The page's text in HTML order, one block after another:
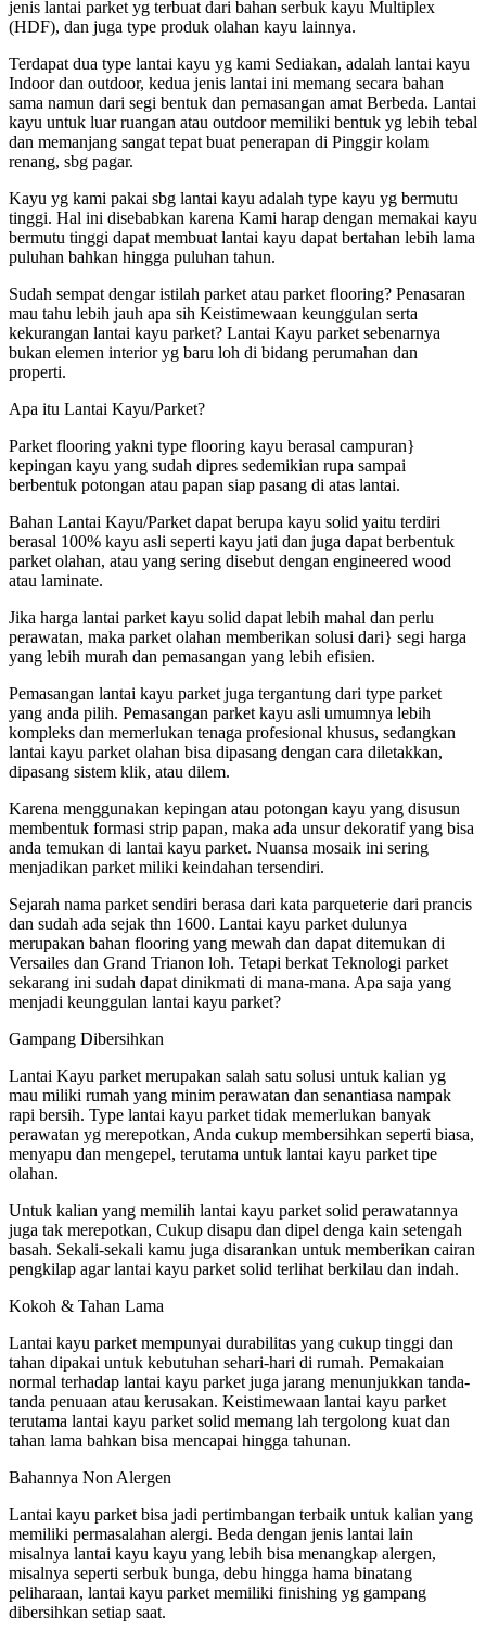
jenis lantai parket yg terbuat dari bahan serbuk kayu Multiplex
(HDF), dan juga type produk olahan kayu lainnya.
Terdapat dua type lantai kayu yg kami Sediakan, adalah lantai kayu
Indoor dan outdoor, kedua jenis lantai ini memang secara bahan
sama namun dari segi bentuk dan pemasangan amat Berbeda. Lantai
kayu untuk luar ruangan atau outdoor memiliki bentuk yg lebih tebal
dan memanjang sangat tepat buat penerapan di Pinggir kolam
renang, sbg pagar.
Kayu yg kami pakai sbg lantai kayu adalah type kayu yg bermutu
tinggi. Hal ini disebabkan karena Kami harap dengan memakai kayu
bermutu tinggi dapat membuat lantai kayu dapat bertahan lebih lama
puluhan bahkan hingga puluhan tahun.
Sudah sempat dengar istilah parket atau parket flooring? Penasaran
mau tahu lebih jauh apa sih Keistimewaan keunggulan serta
kekurangan lantai kayu parket? Lantai Kayu parket sebenarnya
bukan elemen interior yg baru loh di bidang perumahan dan
properti.
Apa itu Lantai Kayu/Parket?
Parket flooring yakni type flooring kayu berasal campuran}
kepingan kayu yang sudah dipres sedemikian rupa sampai
berbentuk potongan atau papan siap pasang di atas lantai.
Bahan Lantai Kayu/Parket dapat berupa kayu solid yaitu terdiri
berasal 100% kayu asli seperti kayu jati dan juga dapat berbentuk
parket olahan, atau yang sering disebut dengan engineered wood
atau laminate.
Jika harga lantai parket kayu solid dapat lebih mahal dan perlu
perawatan, maka parket olahan memberikan solusi dari} segi harga
yang lebih murah dan pemasangan yang lebih efisien.
Pemasangan lantai kayu parket juga tergantung dari type parket
yang anda pilih. Pemasangan parket kayu asli umumnya lebih
kompleks dan memerlukan tenaga profesional khusus, sedangkan
lantai kayu parket olahan bisa dipasang dengan cara diletakkan,
dipasang sistem klik, atau dilem.
Karena menggunakan kepingan atau potongan kayu yang disusun
membentuk formasi strip papan, maka ada unsur dekoratif yang bisa
anda temukan di lantai kayu parket. Nuansa mosaik ini sering
menjadikan parket miliki keindahan tersendiri.
Sejarah nama parket sendiri berasa dari kata parqueterie dari prancis
dan sudah ada sejak thn 1600. Lantai kayu parket dulunya
merupakan bahan flooring yang mewah dan dapat ditemukan di
Versailes dan Grand Trianon loh. Tetapi berkat Teknologi parket
sekarang ini sudah dapat dinikmati di mana-mana. Apa saja yang
menjadi keunggulan lantai kayu parket?
Gampang Dibersihkan
Lantai Kayu parket merupakan salah satu solusi untuk kalian yg
mau miliki rumah yang minim perawatan dan senantiasa nampak
rapi bersih. Type lantai kayu parket tidak memerlukan banyak
perawatan yg merepotkan, Anda cukup membersihkan seperti biasa,
menyapu dan mengepel, terutama untuk lantai kayu parket tipe
olahan.
Untuk kalian yang memilih lantai kayu parket solid perawatannya
juga tak merepotkan, Cukup disapu dan dipel denga kain setengah
basah. Sekali-sekali kamu juga disarankan untuk memberikan cairan
pengkilap agar lantai kayu parket solid terlihat berkilau dan indah.
Kokoh & Tahan Lama
Lantai kayu parket mempunyai durabilitas yang cukup tinggi dan
tahan dipakai untuk kebutuhan sehari-hari di rumah. Pemakaian
normal terhadap lantai kayu parket juga jarang menunjukkan tanda-
tanda penuaan atau kerusakan. Keistimewaan lantai kayu parket
terutama lantai kayu parket solid memang lah tergolong kuat dan
tahan lama bahkan bisa mencapai hingga tahunan.
Bahannya Non Alergen
Lantai kayu parket bisa jadi pertimbangan terbaik untuk kalian yang
memiliki permasalahan alergi. Beda dengan jenis lantai lain
misalnya lantai kayu kayu yang lebih bisa menangkap alergen,
misalnya seperti serbuk bunga, debu hingga hama binatang
peliharaan, lantai kayu parket memiliki finishing yg gampang
dibersihkan setiap saat.